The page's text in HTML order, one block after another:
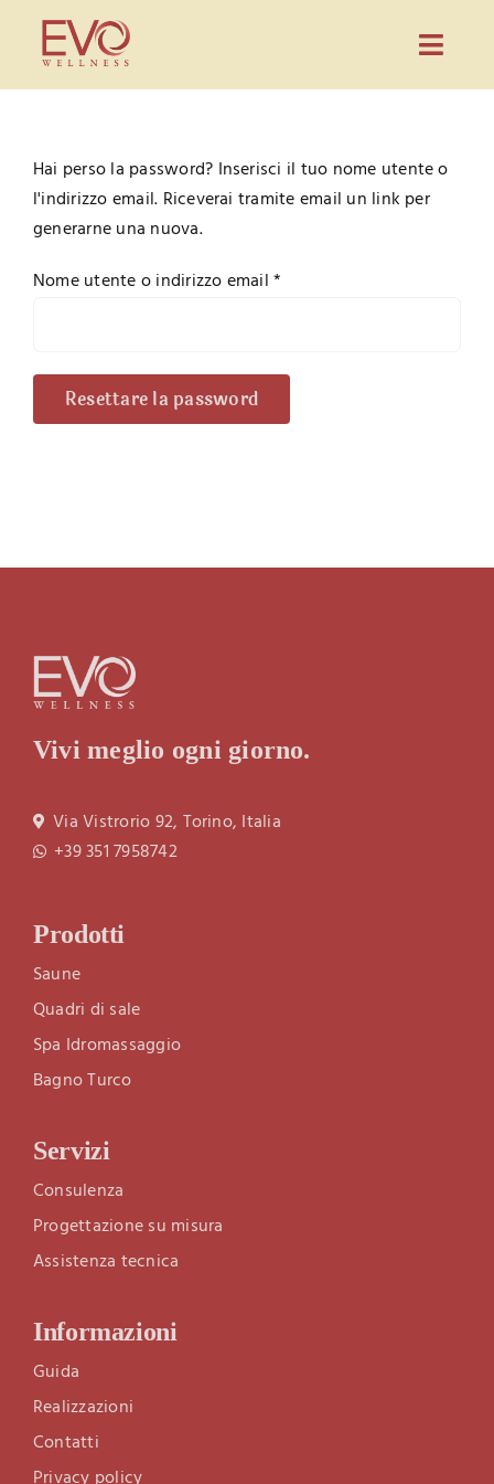
contenuto
Evo Wellness
Guida
CONFIGURA PREVENTIVO
Hai perso la password? Inserisci il tuo nome utente o
l'indirizzo email. Riceverai tramite email un link per
generarne una nuova.
Nome utente o indirizzo email*
Resettare la password
Vivi meglio ogni giorno.
Via Vistrorio 92, Torino, Italia
+39 351 7958742
Prodotti
Saune
Quadri di sale
Spa Idromassaggio
Bagno Turco
Servizi
Consulenza
Progettazione su misura
Assistenza tecnica
Informazioni
Guida
Realizzazioni
Contatti